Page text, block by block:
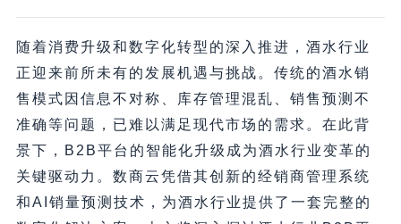
随着消费升级和数字化转型的深入推进，酒水行业
正迎来前所未有的发展机遇与挑战。传统的酒水销
售模式因信息不对称、库存管理混乱、销售预测不
准确等问题，已难以满足现代市场的需求。在此背
景下，B2B平台的智能化升级成为酒水行业变革的
关键驱动力。数商云凭借其创新的经销商管理系统
和AI销量预测技术，为酒水行业提供了一套完整的